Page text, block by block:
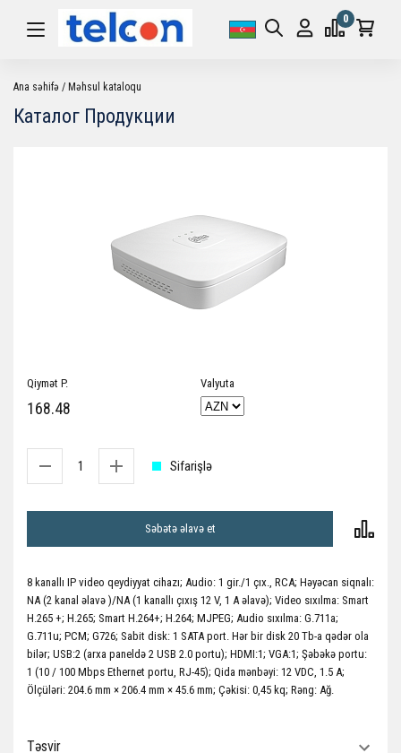
0
Ana səhifə Məhsul kataloqu
Каталог Продукции
Qiymət P.
168.48
Valyuta
Sifarişlə
Səbətə əlavə et
8 kanallı IP video qeydiyyat cihazı; Audio: 1 gir./1 çıx., RCA; Həyəcan siqnalı:
NA (2 kanal əlavə )/NA (1 kanallı çıxış 12 V, 1 A əlavə); Video sıxılma: Smart
H.265 +; H.265; Smart H.264+; H.264; MJPEG; Audio sıxılma: G.711a;
G.711u; PCM; G726; Sabit disk: 1 SATA port. Hər bir disk 20 Tb-a qədər ola
bilər; USB:2 (arxa paneldə 2 USB 2.0 portu); HDMI:1; VGA:1; Şəbəkə portu:
1 (10 / 100 Mbps Ethernet portu, RJ-45); Qida mənbəyi: 12 VDC, 1.5 A;
Ölçüləri: 204.6 mm × 206.4 mm × 45.6 mm; Çəkisi: 0,45 kq; Rəng: Ağ.
Təsvir